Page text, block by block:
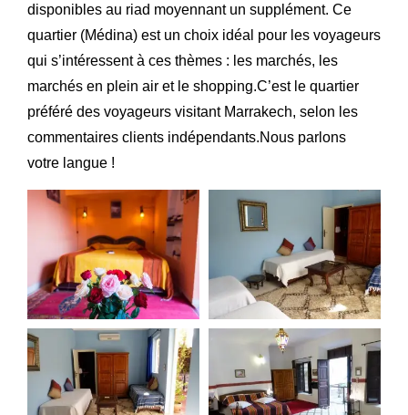
disponibles au riad moyennant un supplément. Ce
quartier (Médina) est un choix idéal pour les voyageurs
qui s’intéressent à ces thèmes : les marchés, les
marchés en plein air et le shopping.C’est le quartier
préféré des voyageurs visitant Marrakech, selon les
commentaires clients indépendants.Nous parlons
votre langue !